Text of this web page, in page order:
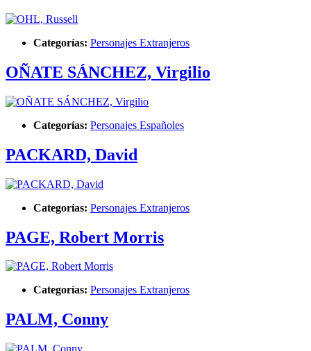
Categorías: Personajes Extranjeros
OÑATE SÁNCHEZ, Virgilio
Categorías: Personajes Españoles
PACKARD, David
Categorías: Personajes Extranjeros
PAGE, Robert Morris
Categorías: Personajes Extranjeros
PALM, Conny